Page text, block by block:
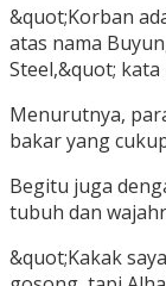
&quot;Korban
atas nama
Steel,&quot;
Menurutnya,
bakar yang
Begitu juga
tubuh dan
&quot;Kakak